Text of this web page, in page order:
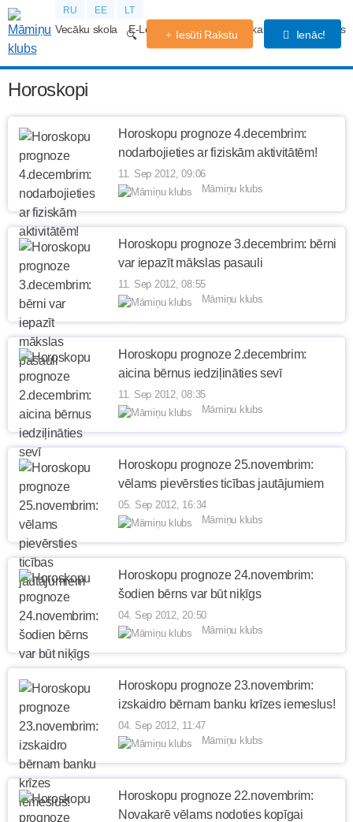
RU EE LT
Vecāku skola E-Lekcijas Grūtniecības kalendārs Forums
Iesūti Rakstu Ienāc!
Horoskopi
Horoskopu prognoze 4.decembrim:
nodarbojieties ar fiziskām aktivitātēm!
11. Sep 2012, 09:06
Māmiņu klubs
Horoskopu prognoze 3.decembrim: bērni
var iepazīt mākslas pasauli
11. Sep 2012, 08:55
Māmiņu klubs
Horoskopu prognoze 2.decembrim:
aicina bērnus iedziļināties sevī
11. Sep 2012, 08:35
Māmiņu klubs
Horoskopu prognoze 25.novembrim:
vēlams pievērsties ticības jautājumiem
05. Sep 2012, 16:34
Māmiņu klubs
Horoskopu prognoze 24.novembrim:
šodien bērns var būt niķīgs
04. Sep 2012, 20:50
Māmiņu klubs
Horoskopu prognoze 23.novembrim:
izskaidro bērnam banku krīzes iemeslus!
04. Sep 2012, 11:47
Māmiņu klubs
Horoskopu prognoze 22.novembrim:
Novakarē vēlams nodoties kopīgai